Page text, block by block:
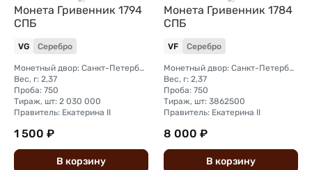
Монета Гривенник 1794
СПБ
VG Серебро
Монетный двор: Санкт-Петербургский монетный двор
Вес, г: 2,37
Проба: 750
Тираж, шт: 2 030 000
Правитель: Екатерина II
1 500 ₽
В корзину
Монета Гривенник 1784
СПБ
VF Серебро
Монетный двор: Санкт-Петербургский монетный двор
Вес, г: 2,37
Проба: 750
Тираж, шт: 3862500
Правитель: Екатерина II
8 000 ₽
В корзину